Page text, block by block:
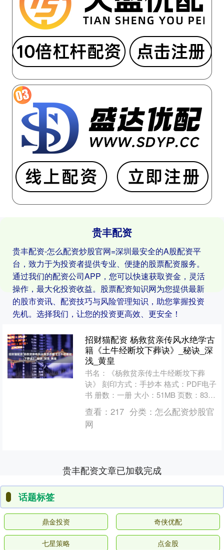
贵丰配资
贵丰配资-怎么配资炒股官网=深圳最安全的A股配资平
台，致力于为投资者提供专业、便捷的股票配资服务。
通过我们的配资公司APP，您可以快速获取资金，灵活
操作，最大化投资收益。股票配资知识网为您提供最新
的股市资讯、配资技巧与风险管理知识，助您掌握投资
先机。选择我们，让您的投资更高效、更安全！
招财猫配资 杨救贫亲传风水绝学古
籍《土牛经断坟下葬诀》_秘诀_深
浅_黄皇
书名：《杨救贫亲传土牛经断坟下葬
诀》 刻印方式：手抄本 格式：PDF电子
书 册数：一册 大小：51MB 页数：83页
年代：不详 作者： 不详 简介： 书中详
尽....
查看： 217 分类： 怎么配资炒股官
网
贵丰配资文章已加载完成
话题标签
鼎金投资 奇侠优配
七星策略 点金股